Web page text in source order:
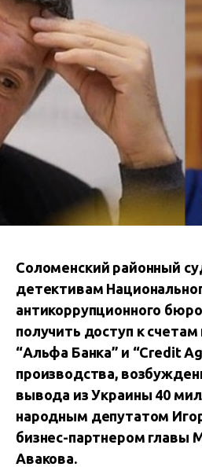
Соломенский районный
детективам
антикоррупционного
получить доступ к
“Альфа Банка” и “Credit
производства,
вывода из Украины 40
народным депутатом
бизнес-партнером главы
Авакова.